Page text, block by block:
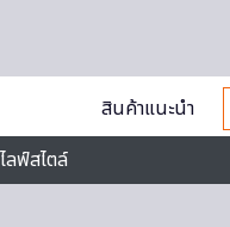
สินค้าแนะนำ
ไลฟ์สไตล์